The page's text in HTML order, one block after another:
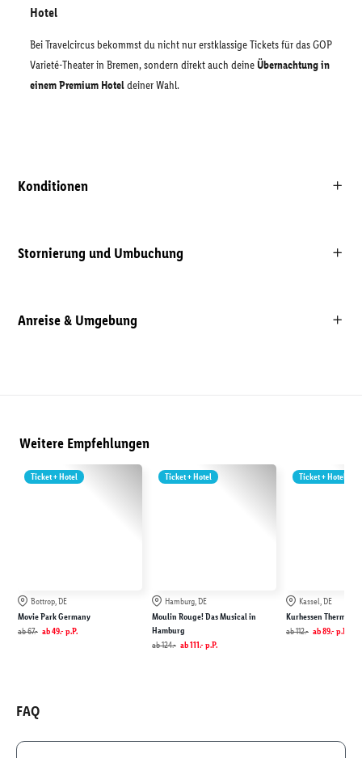
Hotel
Bei Travelcircus bekommst du nicht nur erstklassige Tickets für das GOP
Varieté-Theater in Bremen, sondern direkt auch deine Übernachtung in
einem Premium Hoteldeiner Wahl.
Konditionen
Stornierung und Umbuchung
Anreise & Umgebung
Weitere Empfehlungen
Ticket + Hotel
Bottrop, DE
Movie Park Germany
ab67.- ab49.- p.P.
Ticket + Hotel
Hamburg, DE
Moulin Rouge! Das Musical in
Hamburg
ab124.- ab111.- p.P.
Ticket + Hotel
Kassel, DE
Kurhessen Therme in
ab112.- ab89.- p.P.
FAQ